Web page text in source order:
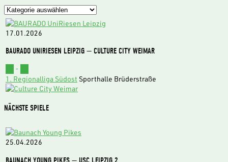
Kategorien
17.01.2026
BAURADO UNIRIESEN LEIPZIG — CULTURE CITY WEIMAR
-
1. Regionalliga Südost Sporthalle Brüderstraße
NÄCHSTE SPIELE
25.04.2026
BAUNACH YOUNG PIKES — USC LEIPZIG 2